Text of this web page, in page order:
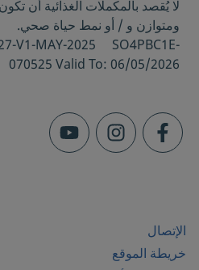
for Diarrhea in
jmri/article/
on 11 February 2021
لا يُقصد بالمكملات الغذائية أن
ومتوازن و / أو نمط حياة صحي.
V1-MAY-2025 SO4PBC1E-
070525 Valid To: 06/05/2026
الإتصال
خريطة الموقع